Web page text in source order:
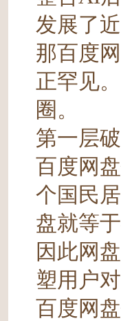
发展了
那百度
正罕见
圈。
第一层
百度网
个国民
盘就等于
因此网
塑用户
百度网